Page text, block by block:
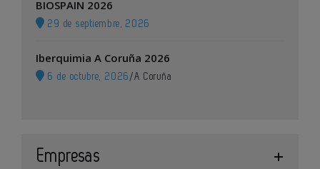
BIOSPAIN 2026
29 de septiembre, 2026
Iberquimia A Coruña 2026
6 de octubre, 2026 /A Coruña
Empresas